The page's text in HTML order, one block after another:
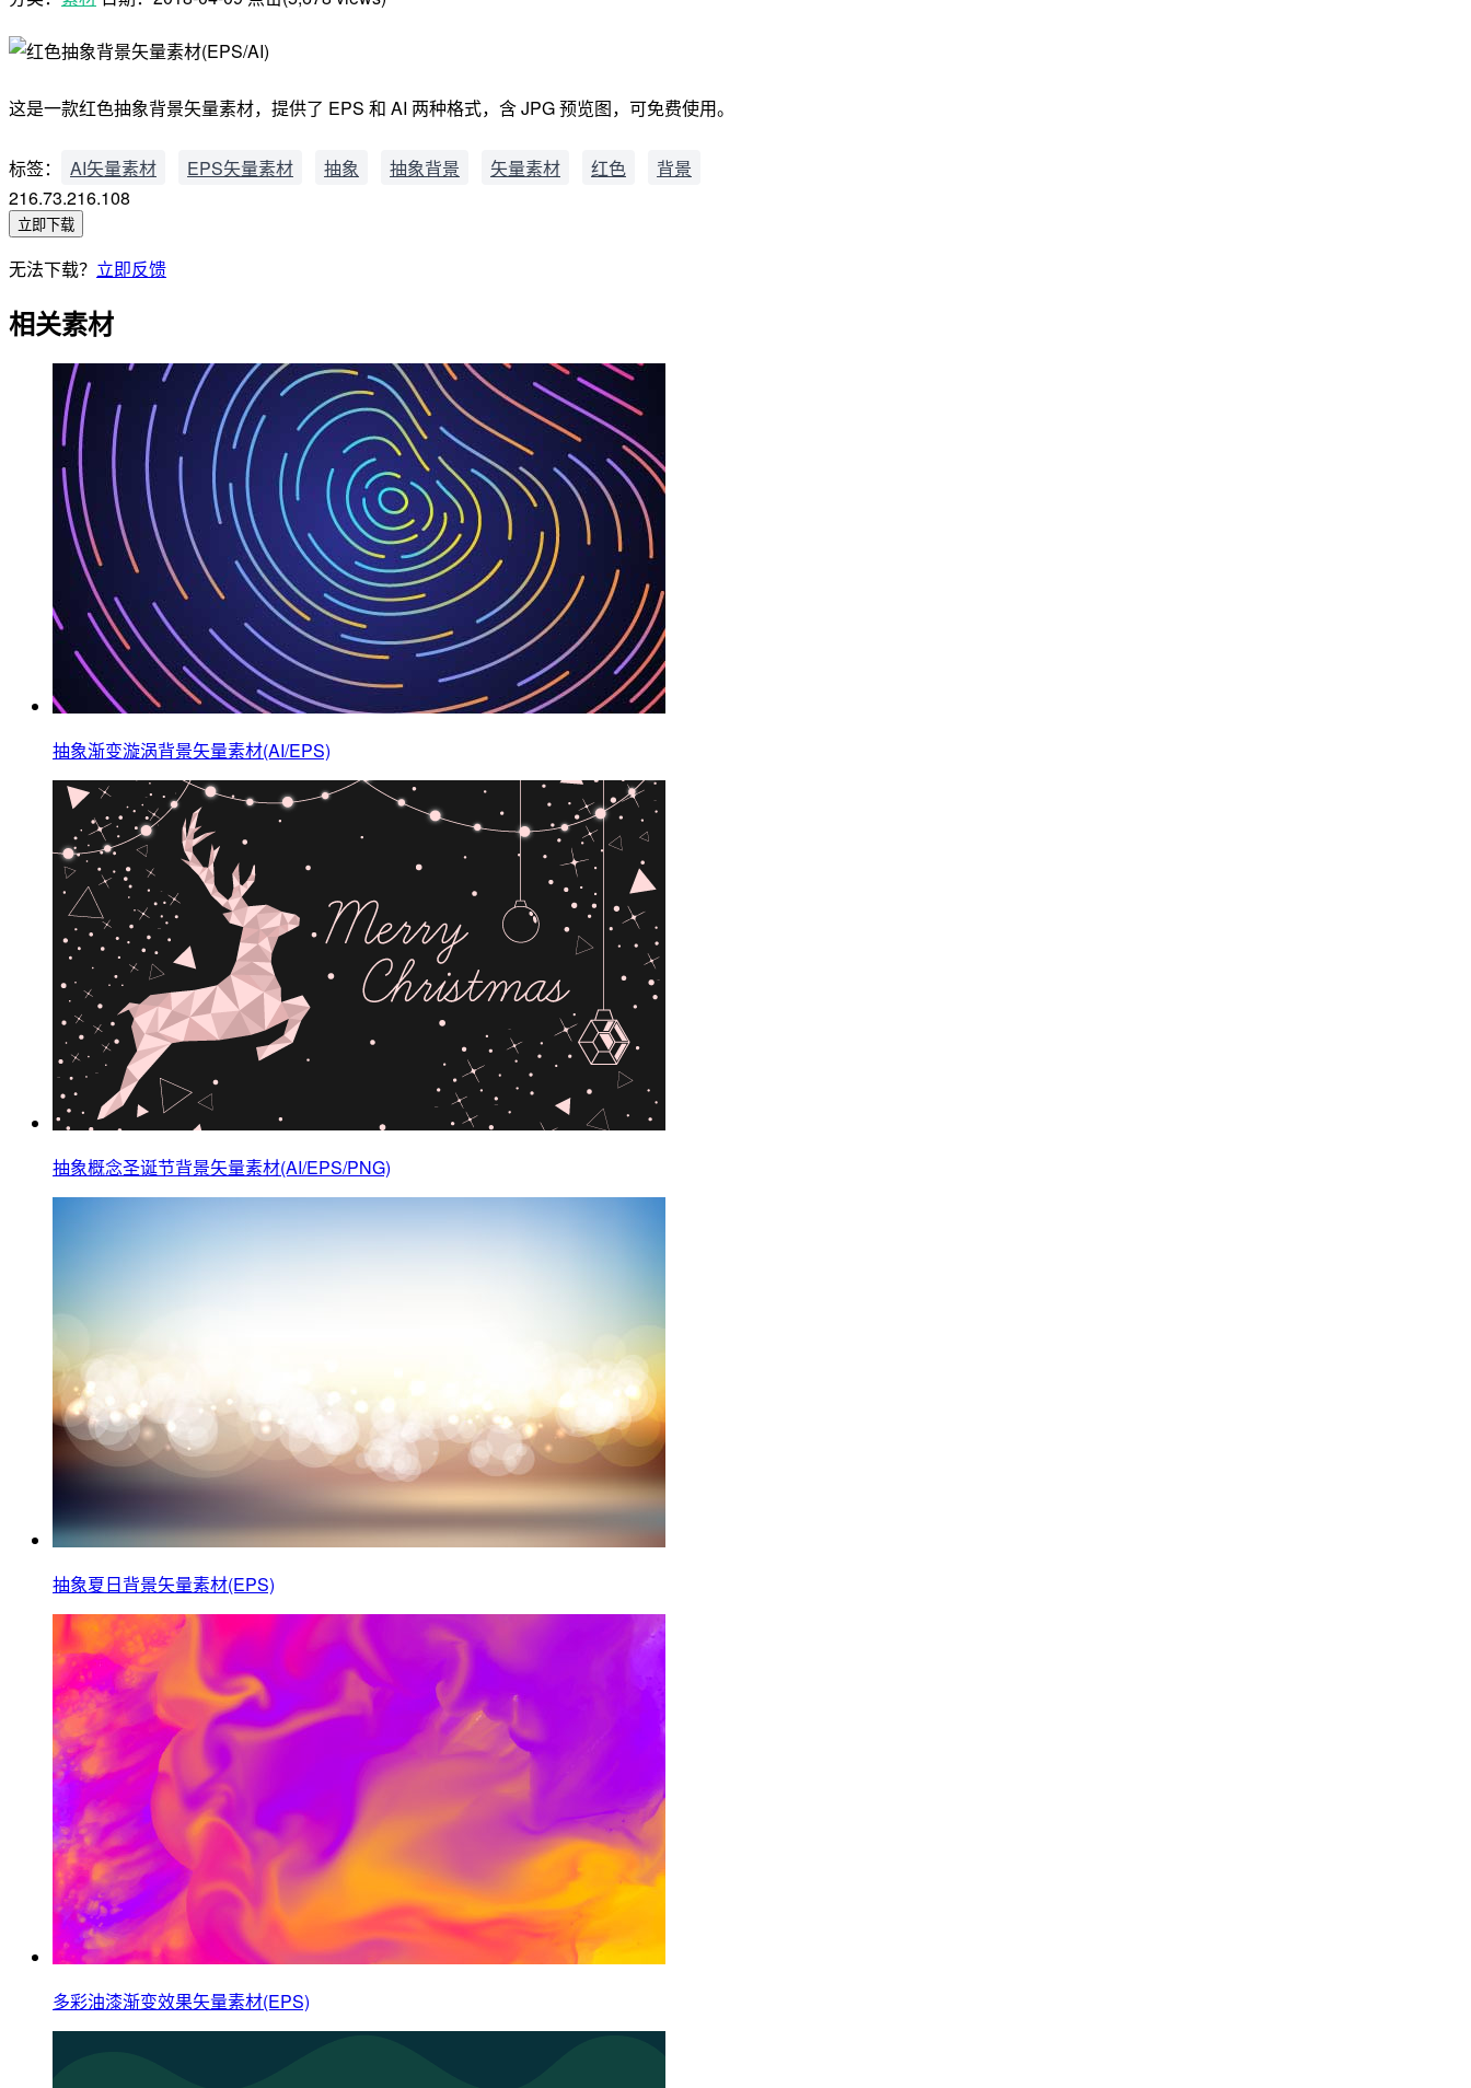
这是一款红色抽象背景矢量素材，提供了 EPS 和 AI 两种格式，含 JPG 预览图，可免费使用。
标签： AI矢量素材 EPS矢量素材 抽象 抽象背景 矢量素材 红色
背景
216.73.216.108
立即下载
无法下载？ 立即反馈
相关素材
抽象渐变漩涡背景矢量素材(AI/EPS)
抽象概念圣诞节背景矢量素材(AI/EPS/PNG)
抽象夏日背景矢量素材(EPS)
多彩油漆渐变效果矢量素材(EPS)